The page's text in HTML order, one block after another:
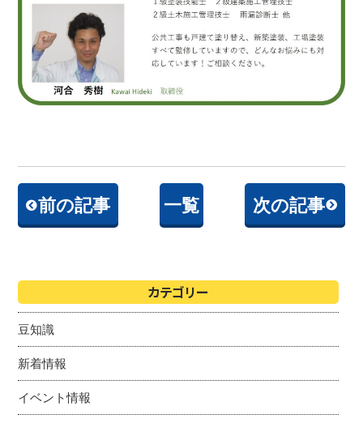
前の記事 一覧 次の記事
カテゴリー
豆知識
新着情報
イベント情報